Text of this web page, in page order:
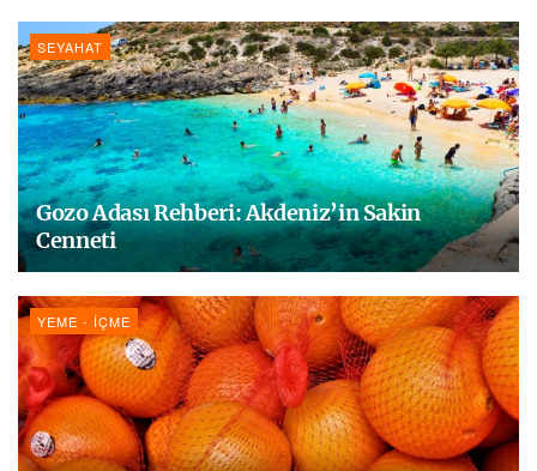
SEYAHAT
Gozo Adası Rehberi: Akdeniz’in Sakin
Cenneti
YEME - İÇME